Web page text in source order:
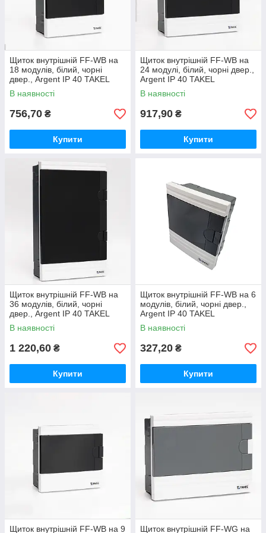
Щиток внутрішній FF-WB на
18 модулів, білий, чорні
двер., Argent IP 40 TAKEL
В наявності
756,70 ₴
Купити
Щиток внутрішній FF-WB на
24 модулі, білий, чорні двер.,
Argent IP 40 TAKEL
В наявності
917,90 ₴
Купити
Щиток внутрішній FF-WB на
36 модулів, білий, чорні
двер., Argent IP 40 TAKEL
В наявності
1 220,60 ₴
Купити
Щиток внутрішній FF-WB на 6
модулів, білий, чорні двер.,
Argent IP 40 TAKEL
В наявності
327,20 ₴
Купити
Щиток внутрішній FF-WB на 9 Щиток внутрішній FF-WG на